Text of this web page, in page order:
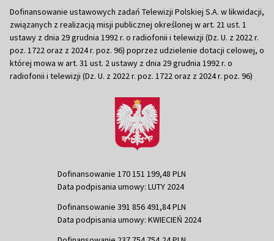
Dofinansowanie ustawowych zadań Telewizji Polskiej S.A. w likwidacji,
związanych z realizacją misji publicznej określonej w art. 21 ust. 1
ustawy z dnia 29 grudnia 1992 r. o radiofonii i telewizji (Dz. U. z 2022 r.
poz. 1722 oraz z 2024 r. poz. 96) poprzez udzielenie dotacji celowej, o
której mowa w art. 31 ust. 2 ustawy z dnia 29 grudnia 1992 r. o
radiofonii i telewizji (Dz. U. z 2022 r. poz. 1722 oraz z 2024 r. poz. 96)
Dofinansowanie 170 151 199,48 PLN
Data podpisania umowy: LUTY 2024
Dofinansowanie 391 856 491,84 PLN
Data podpisania umowy: KWIECIEŃ 2024